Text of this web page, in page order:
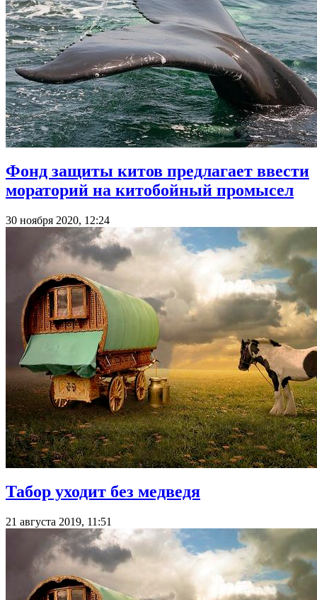
Фонд защиты китов предлагает ввести
мораторий на китобойный промысел
30 ноября 2020, 12:24
Табор уходит без медведя
21 августа 2019, 11:51